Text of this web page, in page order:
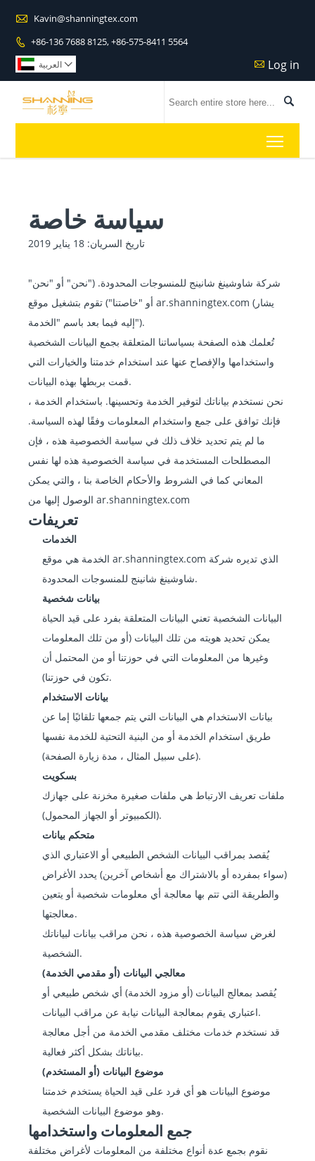
 Kavin@shanningtex.com
 +86-136 7688 8125, +86-575-8411 5564
 Log in العربية 

سياسة خاصة
تاريخ السريان: 18 يناير 2019
شركة شاوشينغ شانينج للمنسوجات المحدودة. ("نحن" أو "نحن"
أو "خاصتنا") تقوم بتشغيل موقع ar.shanningtex.com (يشار
إليه فيما بعد باسم "الخدمة").
تُعلمك هذه الصفحة بسياساتنا المتعلقة بجمع البيانات الشخصية
واستخدامها والإفصاح عنها عند استخدام خدمتنا والخيارات التي
قمت بربطها بهذه البيانات.
نحن نستخدم بياناتك لتوفير الخدمة وتحسينها. باستخدام الخدمة ،
فإنك توافق على جمع واستخدام المعلومات وفقًا لهذه السياسة.
ما لم يتم تحديد خلاف ذلك في سياسة الخصوصية هذه ، فإن
المصطلحات المستخدمة في سياسة الخصوصية هذه لها نفس
المعاني كما في الشروط والأحكام الخاصة بنا ، والتي يمكن
الوصول إليها من ar.shanningtex.com
تعريفات
الخدمات
الخدمة هي موقع ar.shanningtex.com الذي تديره شركة
شاوشينغ شانينج للمنسوجات المحدودة.
بيانات شخصية
البيانات الشخصية تعني البيانات المتعلقة بفرد على قيد الحياة
يمكن تحديد هويته من تلك البيانات (أو من تلك المعلومات
وغيرها من المعلومات التي في حوزتنا أو من المحتمل أن
تكون في حوزتنا).
بيانات الاستخدام
بيانات الاستخدام هي البيانات التي يتم جمعها تلقائيًا إما عن
طريق استخدام الخدمة أو من البنية التحتية للخدمة نفسها
(على سبيل المثال ، مدة زيارة الصفحة).
بسكويت
ملفات تعريف الارتباط هي ملفات صغيرة مخزنة على جهازك
(الكمبيوتر أو الجهاز المحمول).
متحكم بيانات
يُقصد بمراقب البيانات الشخص الطبيعي أو الاعتباري الذي
(سواء بمفرده أو بالاشتراك مع أشخاص آخرين) يحدد الأغراض
والطريقة التي تتم بها معالجة أي معلومات شخصية أو يتعين
معالجتها.
لغرض سياسة الخصوصية هذه ، نحن مراقب بيانات لبياناتك
الشخصية.
معالجي البيانات (أو مقدمي الخدمة)
يُقصد بمعالج البيانات (أو مزود الخدمة) أي شخص طبيعي أو
اعتباري يقوم بمعالجة البيانات نيابة عن مراقب البيانات.
قد نستخدم خدمات مختلف مقدمي الخدمة من أجل معالجة
بياناتك بشكل أكثر فعالية.
موضوع البيانات (أو المستخدم)
موضوع البيانات هو أي فرد على قيد الحياة يستخدم خدمتنا
وهو موضوع البيانات الشخصية.
جمع المعلومات واستخدامها
نقوم بجمع عدة أنواع مختلفة من المعلومات لأغراض مختلفة